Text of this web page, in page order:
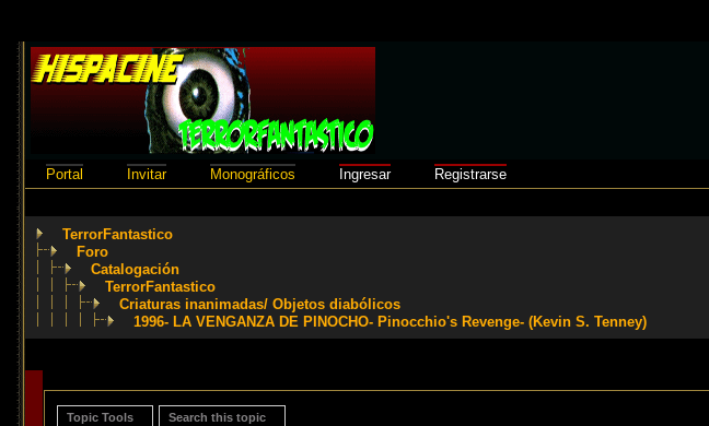
Portal Invitar Monográficos Ingresar Registrarse
TerrorFantastico
Foro
Catalogación
TerrorFantastico
Criaturas inanimadas/ Objetos diabólicos
1996- LA VENGANZA DE PINOCHO- Pinocchio's Revenge- (Kevin S. Tenney)
Topic Tools Search this topic